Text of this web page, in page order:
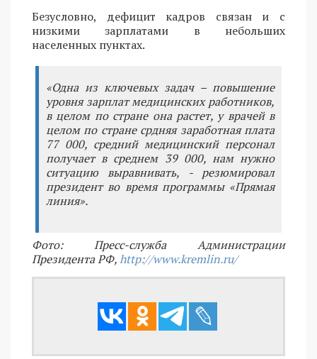
Безусловно, дефицит кадров связан и с
низкими зарплатами в небольших
населенных пунктах.
«Одна из ключевых задач – повышение
уровня зарплат медицинских работников,
в целом по стране она растет, у врачей в
целом по стране срдняя заработная плата
77 000, средний медицинский персонал
получает в среднем 39 000, нам нужно
ситуацию выравнивать, - резюмировал
президент во время программы «Прямая
линия».
Фото: Пресс-служба Администрации
Президента РФ,http://www.kremlin.ru/